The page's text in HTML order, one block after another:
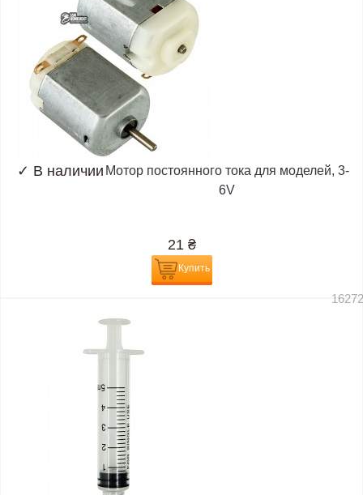
✓ В наличии Мотор постоянного тока для моделей, 3-
6V
21 ₴
Купить